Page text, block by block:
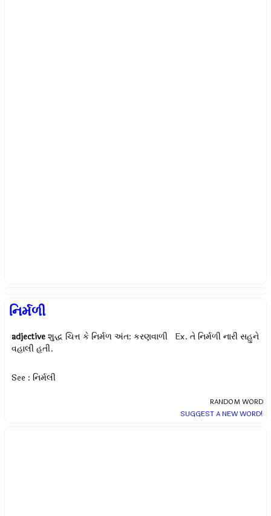
નિર્મળી
adjective શુદ્ધ ચિત્ત કે નિર્મળ અંત: કરણવાળી Ex.તે નિર્મળી નારી સહુને
વહાલી હતી.
See : નિર્મલી
RANDOM WORD
SUGGEST A NEW WORD!